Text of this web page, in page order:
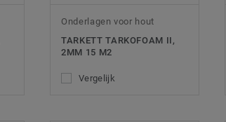
Onderlagen voor hout
TARKETT TARKOFOAM II,
2MM 15 M2
Vergelijk